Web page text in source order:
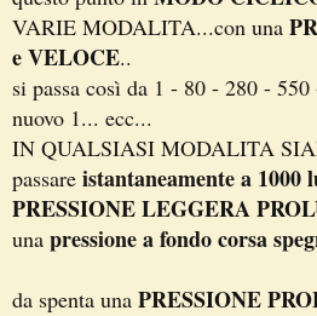
VARIE MODALITA...con una
e VELOCE..
si passa così da 1 - 80 - 280 -
nuovo 1... ecc...
IN QUALSIASI MODALITA
passare istantaneamente a 1000
PRESSIONE LEGGERA
una pressione a fondo corsa
da spenta una PRESSIONE